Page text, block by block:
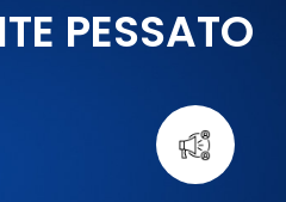
PESSATO